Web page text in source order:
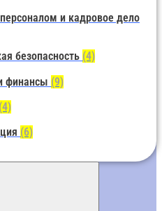
и кадровое дело
безопасность (4)
финансы (9)
(4)
(6)